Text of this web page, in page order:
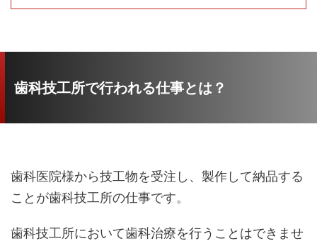
歯科技工所で行われる仕事とは？
歯科医院様から技工物を受注し、製作して納品する
ことが歯科技工所の仕事です。
歯科技工所において歯科治療を行うことはできませ